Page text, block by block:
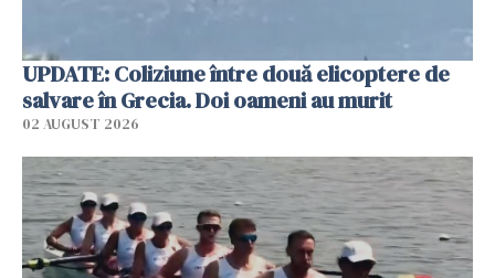
UPDATE: Coliziune între două elicoptere de
salvare în Grecia. Doi oameni au murit
02 AUGUST 2026